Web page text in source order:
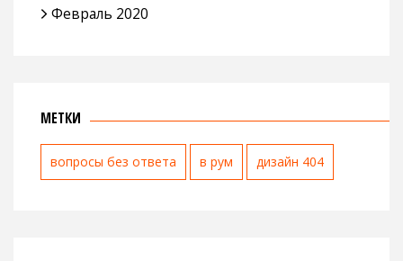
Февраль 2020
МЕТКИ
вопросы без ответа в рум дизайн 404